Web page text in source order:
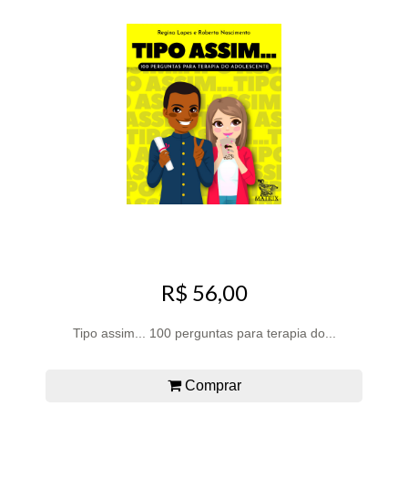
R$ 56,00
Tipo assim... 100 perguntas para terapia do...
Comprar